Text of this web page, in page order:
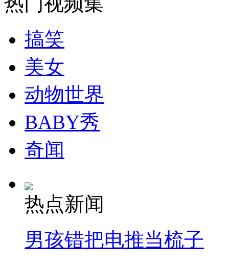
走！跟着总书记去植树
消防员救轻生者
纽约上演“枕头大战”
搞笑
美女
动物世界
BABY秀
奇闻
热点新闻
男孩错把电推当梳子